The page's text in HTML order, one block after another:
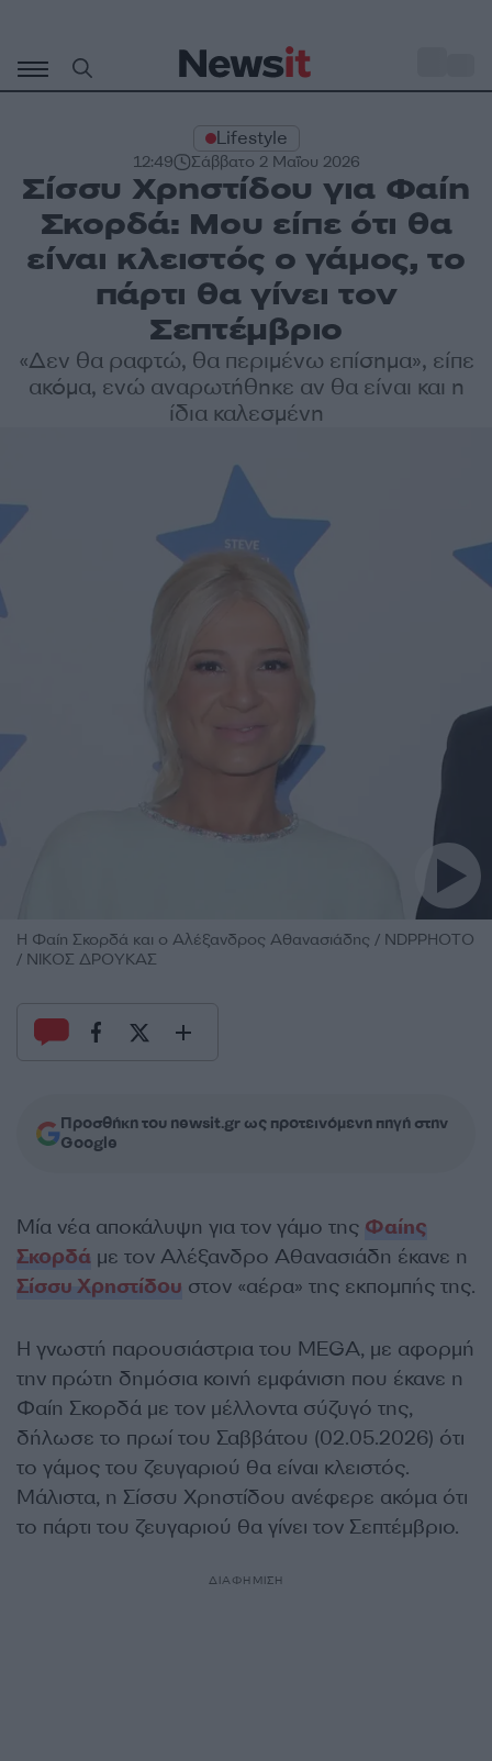
περιεχόμενο
Lifestyle
12:49 Σάββατο 2 Μαΐου 2026
Σίσσυ Χρηστίδου για Φαίη
Σκορδά: Μου είπε ότι θα
είναι κλειστός ο γάμος, το
πάρτι θα γίνει τον
Σεπτέμβριο
«Δεν θα ραφτώ, θα περιμένω επίσημα», είπε
ακόμα, ενώ αναρωτήθηκε αν θα είναι και η
ίδια καλεσμένη
Η Φαίη Σκορδά και ο Αλέξανδρος Αθανασιάδης / NDPPHOTO
/ ΝΙΚΟΣ ΔΡΟΥΚΑΣ
Προσθήκη του newsit.gr ως προτεινόμενη πηγή στην
Google
Μία νέα αποκάλυψη για τον γάμο της Φαίης
Σκορδά με τον Αλέξανδρο Αθανασιάδη έκανε η
Σίσσυ Χρηστίδου στον «αέρα» της εκπομπής της.
Η γνωστή παρουσιάστρια του MEGA, με αφορμή
την πρώτη δημόσια κοινή εμφάνιση που έκανε η
Φαίη Σκορδά με τον μέλλοντα σύζυγό της,
δήλωσε το πρωί του Σαββάτου (02.05.2026) ότι
το γάμος του ζευγαριού θα είναι κλειστός.
Μάλιστα, η Σίσσυ Χρηστίδου ανέφερε ακόμα ότι
το πάρτι του ζευγαριού θα γίνει τον Σεπτέμβριο.
ΔΙΑΦΗΜΙΣΗ